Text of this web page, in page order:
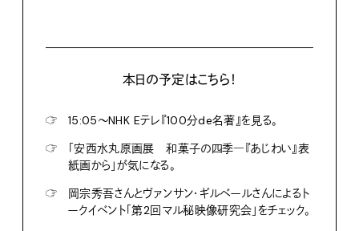
本日の予定はこちら！
☞
15:05〜NHK Eテレ『100分de名著』を見る。
☞
「安西水丸原画展 和菓子の四季―『あじわい』表
紙画から」が気になる。
☞
岡宗秀吾さんとヴァンサン・ギルベールさんによるト
ークイベント「第2回マル秘映像研究会」をチェック。